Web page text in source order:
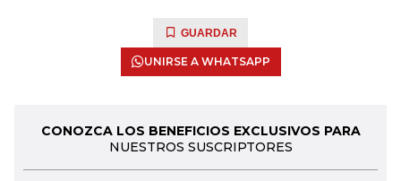
GUARDAR
UNIRSE A WHATSAPP
CONOZCA LOS BENEFICIOS EXCLUSIVOS PARA
NUESTROS SUSCRIPTORES